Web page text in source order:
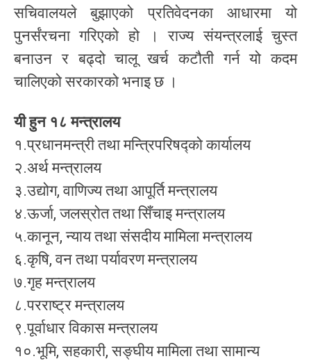
सचिवालयले बुझाएको प्रतिवेदनका आधारमा यो
पुनर्संरचना गरिएको हो । राज्य संयन्त्रलाई चुस्त
बनाउन र बढ्दो चालू खर्च कटौती गर्न यो कदम
चालिएको सरकारको भनाइ छ ।
यी हुन १८ मन्त्रालय
१.प्रधानमन्त्री तथा मन्त्रिपरिषद्को कार्यालय
२.अर्थ मन्त्रालय
३.उद्योग, वाणिज्य तथा आपूर्ति मन्त्रालय
४.ऊर्जा, जलस्रोत तथा सिँचाइ मन्त्रालय
५.कानून, न्याय तथा संसदीय मामिला मन्त्रालय
६.कृषि, वन तथा पर्यावरण मन्त्रालय
७.गृह मन्त्रालय
८.परराष्ट्र मन्त्रालय
९.पूर्वाधार विकास मन्त्रालय
१०.भूमि, सहकारी, सङ्‍घीय मामिला तथा सामान्य